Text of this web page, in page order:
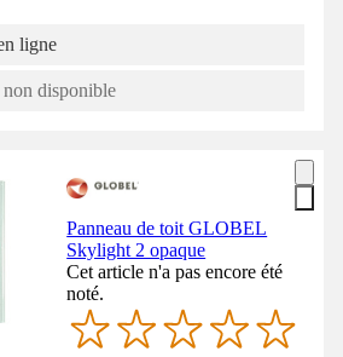
ligne
disponible
Panneau de toit GLOBEL
Skylight 2 opaque
Cet article n'a pas encore été
noté.